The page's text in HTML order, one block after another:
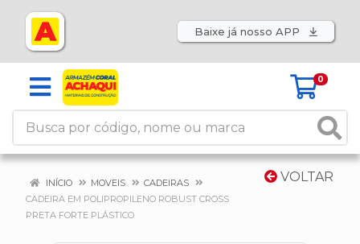
Baixe já nosso APP
0
VOLTAR
INÍCIO MOVEIS
CADEIRAS
CADEIRA EM POLIPROPILENO ROBUST CROSS
PRETA FORTE PLÁSTICO